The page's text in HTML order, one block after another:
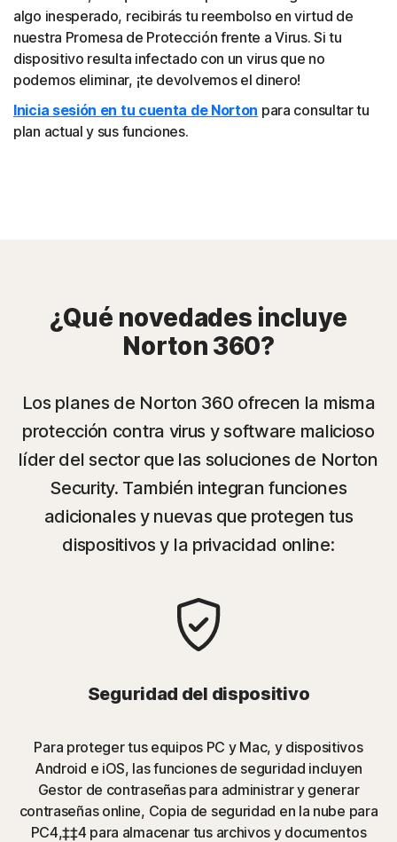
algo inesperado, recibirás tu reembolso en virtud de
nuestra Promesa de Protección frente a Virus. Si tu
dispositivo resulta infectado con un virus que no
podemos eliminar, ¡te devolvemos el dinero!
Inicia sesión en tu cuenta de Norton para consultar tu
plan actual y sus funciones.
¿Qué novedades incluye
Norton 360?
Los planes de Norton 360 ofrecen la misma
protección contra virus y software malicioso
líder del sector que las soluciones de Norton
Security. También integran funciones
adicionales y nuevas que protegen tus
dispositivos y la privacidad online:
Seguridad del dispositivo
Para proteger tus equipos PC y Mac, y dispositivos
Android e iOS, las funciones de seguridad incluyen
Gestor de contraseñas para administrar y generar
contraseñas online, Copia de seguridad en la nube para
PC4,‡‡4 para almacenar tus archivos y documentos